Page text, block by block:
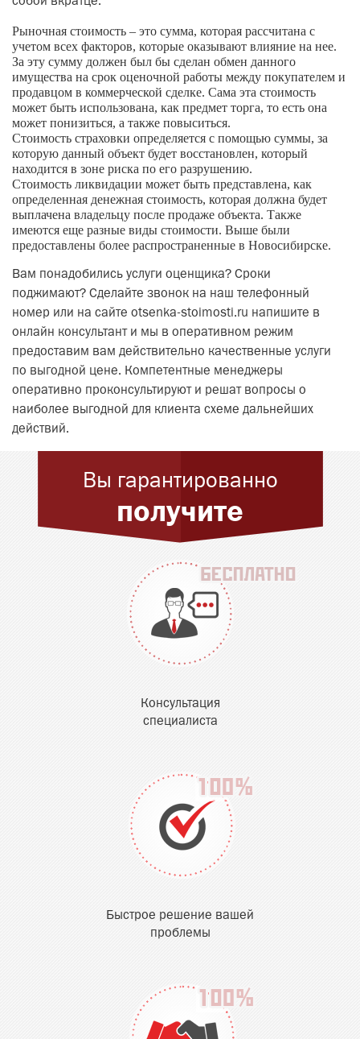
Рыночная стоимость – это сумма, которая рассчитана с
учетом всех факторов, которые оказывают влияние на нее.
За эту сумму должен был бы сделан обмен данного
имущества на срок оценочной работы между покупателем и
продавцом в коммерческой сделке. Сама эта стоимость
может быть использована, как предмет торга, то есть она
может понизиться, а также повыситься.
Стоимость страховки определяется с помощью суммы, за
которую данный объект будет восстановлен, который
находится в зоне риска по его разрушению.
Стоимость ликвидации может быть представлена, как
определенная денежная стоимость, которая должна будет
выплачена владельцу после продаже объекта. Также
имеются еще разные виды стоимости. Выше были
предоставлены более распространенные в Новосибирске.
Вам понадобились услуги оценщика? Сроки
поджимают? Сделайте звонок на наш телефонный
номер или на сайте otsenka-stoimosti.ru напишите в
онлайн консультант и мы в оперативном режим
предоставим вам действительно качественные услуги
по выгодной цене. Компетентные менеджеры
оперативно проконсультируют и решат вопросы о
наиболее выгодной для клиента схеме дальнейших
действий.
Вы гарантированно
получите
Консультация
специалиста
Быстрое решение вашей
проблемы